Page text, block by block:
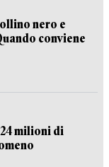
nero e
conviene
24 milioni di